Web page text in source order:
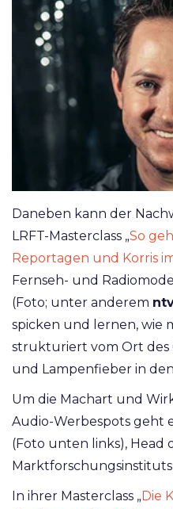
Daneben kann der
LRFT-Masterclass „So
Reportagen und Korris
Fernseh- und
(Foto; unter anderem
spicken und lernen, wie
strukturiert vom Ort des
und Lampenfieber in
Um die Machart und
Audio-Werbespots geht
(Foto unten links), Head
Marktforschungsinstituts
In ihrer Masterclass „Die